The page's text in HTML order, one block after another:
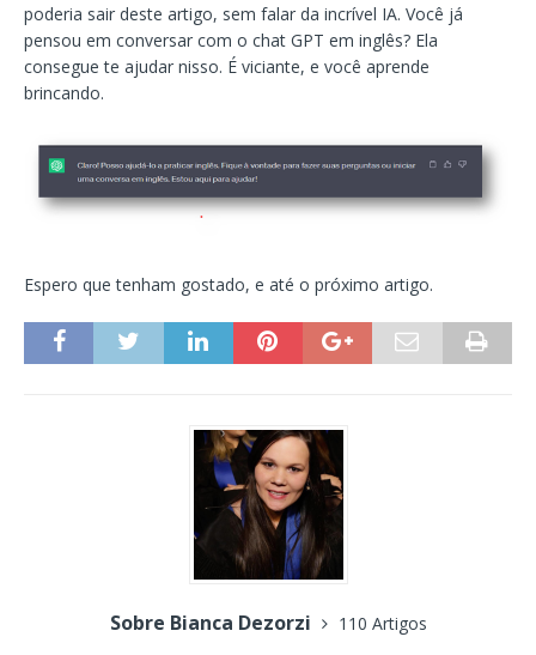
poderia sair deste artigo, sem falar da incrível IA. Você já
pensou em conversar com o chat GPT em inglês? Ela
consegue te ajudar nisso. É viciante, e você aprende
brincando.
Espero que tenham gostado, e até o próximo artigo.
Sobre Bianca Dezorzi
110 Artigos